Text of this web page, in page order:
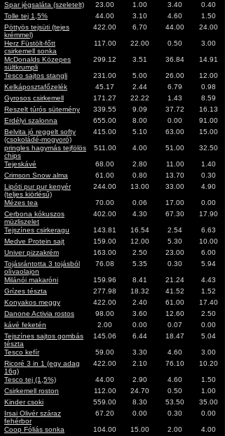
Spar jégsaláta (szeletelt)
23.00 1.00 3.40
0.40
Tolle tej 1,5%
44.00 3.10 4.60
1.50
Pöttyös tejsüti (tejes
krémmel)
422.00 6.70 44.00 24.00
Herz Füstölt-főtt
csirkemell sonka
117.00 22.00 0.50 3.00
McDonalds Közepes
sültkrumpli
299.12 3.51 36.84 14.91
Tesco sajtos stangli 231.00 5.00 26.00
12.00
Kelkáposztafőzelék
45.17 2.44 6.79
0.98
Gyrosos csirkemell
171.27 22.22 1.43
8.59
Reszelt túrós sütemény
339.55 9.09 37.72
16.13
Erdélyi szalonna
655.00 8.00 0.00
91.00
Belvita jó reggelt softy
(csokoládé-mogyoró)
415.00 5.10 63.00 15.00
pringles hagymás tejfölös
chips
511.00 4.00 51.00 32.50
Tejeskávé 68.00 2.80 11.00
1.40
Crimson Snow alma
61.00 0.80 13.70
0.30
Lipóti pur pur kenyér
(teljes kiörlésű)
244.00 13.00 33.00 4.90
Mézes tea 70.00 0.06 17.00
0.00
Cerbona kókuszos
müzliszelet
402.00 4.30 67.30 17.90
Tejszínes csirkeragu 143.81 16.54 2.54
6.63
Medve Protein sajt
159.00 12.00 5.30
10.00
Univer pizzakrém
163.00 2.50 23.00
6.00
Tojásrántotta 3 tojásból
olívaolajon
76.08 5.35 0.30 5.94
Milánói makaróni 159.96 8.41 21.24
4.43
Grízes tészta
277.98 18.32 41.52
1.52
Konyakos meggy
422.00 2.40 61.00
17.40
Danone Activia rostos
98.00 3.60 12.60
2.50
kávé feketén
2.00 0.00 0.07
0.00
Tejszínes sajtos gombás
tészta
145.06 6.44 18.47 5.04
Tesco kefír 59.00 3.30 4.60
3.00
Ricoré 3 in 1 (egy adag
16g)
422.00 2.10 76.10 10.20
Tesco tej (1,5%) 44.00 2.90 4.60
1.50
Csirkemell roston
112.00 24.70 0.50
1.00
Kinder csoki
559.00 8.30 53.50
35.00
Irsai Olivér száraz
fehérbor
67.20 0.00 0.30 0.00
Coop Fóliás sonka 104.00 15.00 2.00
4.00